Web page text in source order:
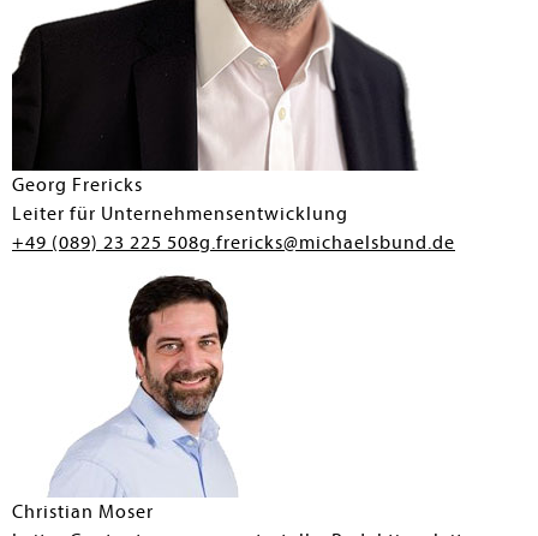
Georg Frericks
Leiter für Unternehmensentwicklung
+49 (089) 23 225 508g.frericks@michaelsbund.de
Christian Moser